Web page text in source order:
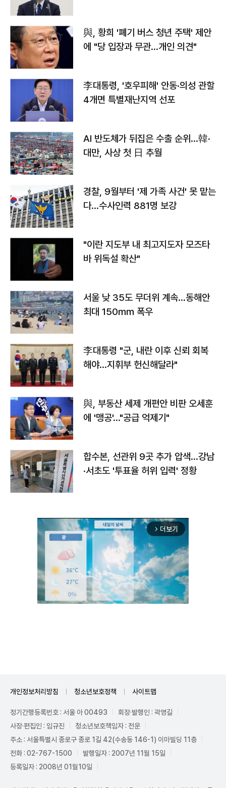
與, 황희 '폐기 버스 청년 주택' 제안
에 "당 입장과 무관…개인 의견"
李대통령, '호우피해' 안동·의성 관할
4개면 특별재난지역 선포
AI 반도체가 뒤집은 수출 순위…韓·
대만, 사상 첫 日 추월
경찰, 9월부터 '제 가족 사건' 못 맡는
다…수사인력 881명 보강
"이란 지도부 내 최고지도자 모즈타
바 위독설 확산"
서울 낮 35도 무더위 계속…동해안
최대 150㎜ 폭우
李대통령 "군, 내란 이후 신뢰 회복
해야…지휘부 헌신해달라"
與, 부동산 세제 개편안 비판 오세훈
에 '맹공'…"공급 억제기"
합수본, 선관위 9곳 추가 압색…강남
·서초도 '투표율 허위 입력' 정황
arrow_forward_ios 더보기
개인정보처리방침 청소년보호정책 사이트맵
정기간행등록번호 : 서울 아 00493
회장·발행인 : 곽영길
사장·편집인 : 임규진
청소년보호책임자 : 전운
주소 : 서울특별시 종로구 종로 1길 42(수송동 146-1) 이마빌딩 11층
전화 : 02-767-1500
발행일자 : 2007년 11월 15일
등록일자 : 2008년 01월10일